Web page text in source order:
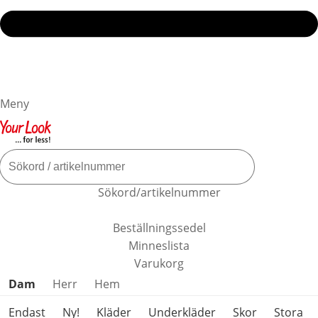
Meny
Sökord/artikelnummer
Beställningssedel
Minneslista
Varukorg
Hoppa över produktkategorier
Dam Herr
Hem
Endast
Ny! Kläder Underkläder Skor Stora